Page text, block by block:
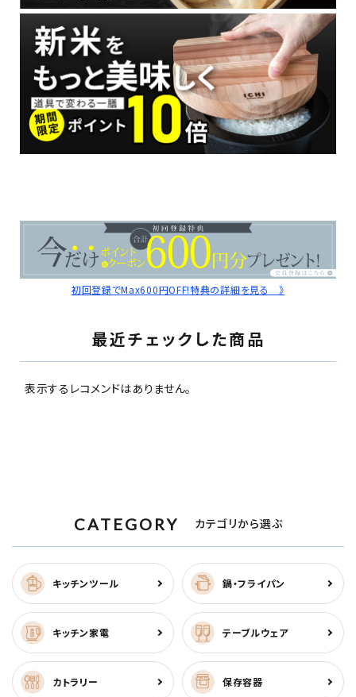
初回登録でMax600円OFF!特典の詳細を見る 》
最近チェックした商品
表示するレコメンドはありません。
CATEGORY カテゴリから選ぶ
キッチンツール 鍋・フライパン
キッチン家電 テーブルウェア
カトラリー 保存容器